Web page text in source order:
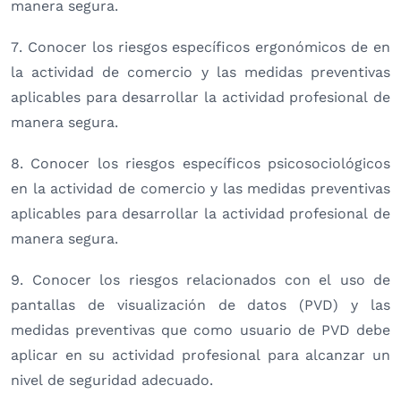
manera segura.
7. Conocer los riesgos específicos ergonómicos de en
la actividad de comercio y las medidas preventivas
aplicables para desarrollar la actividad profesional de
manera segura.
8. Conocer los riesgos específicos psicosociológicos
en la actividad de comercio y las medidas preventivas
aplicables para desarrollar la actividad profesional de
manera segura.
9. Conocer los riesgos relacionados con el uso de
pantallas de visualización de datos (PVD) y las
medidas preventivas que como usuario de PVD debe
aplicar en su actividad profesional para alcanzar un
nivel de seguridad adecuado.